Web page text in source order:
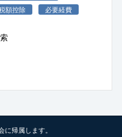
額控除
必要経費
に帰属します。